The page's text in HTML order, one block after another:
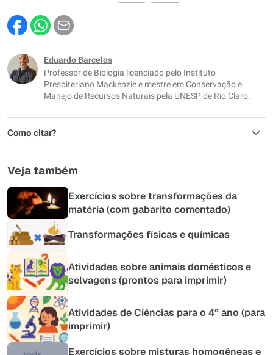
Este conteúdo contém informação incorreta
Este conteúdo não tem a informação que procuro
Outro
Eduardo Barcelos
Professor de Biologia licenciado pelo Instituto
Presbiteriano Mackenzie e mestre em Conservação e
Manejo de Recursos Naturais pela UNESP de Rio Claro.
Como citar?
Veja também
Exercícios sobre transformações da
matéria (com gabarito comentado)
Transformações físicas e químicas
Atividades sobre animais domésticos e
selvagens (prontos para imprimir)
Atividades de Ciências para o 4º ano (para
imprimir)
Exercícios sobre misturas homogêneas e